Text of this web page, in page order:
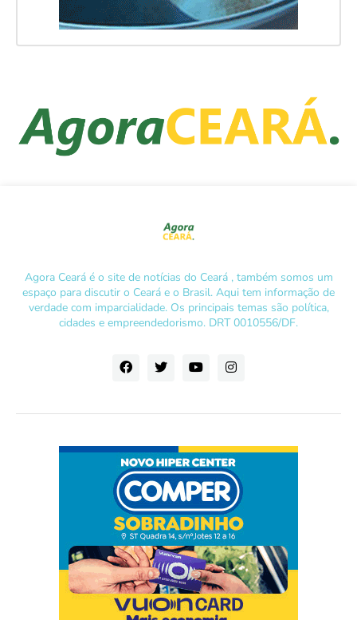
Agora Ceará é o site de notícias do Ceará , também somos um
espaço para discutir o Ceará e o Brasil. Aqui tem informação de
verdade com imparcialidade. Os principais temas são política,
cidades e empreendedorismo. DRT 0010556/DF.